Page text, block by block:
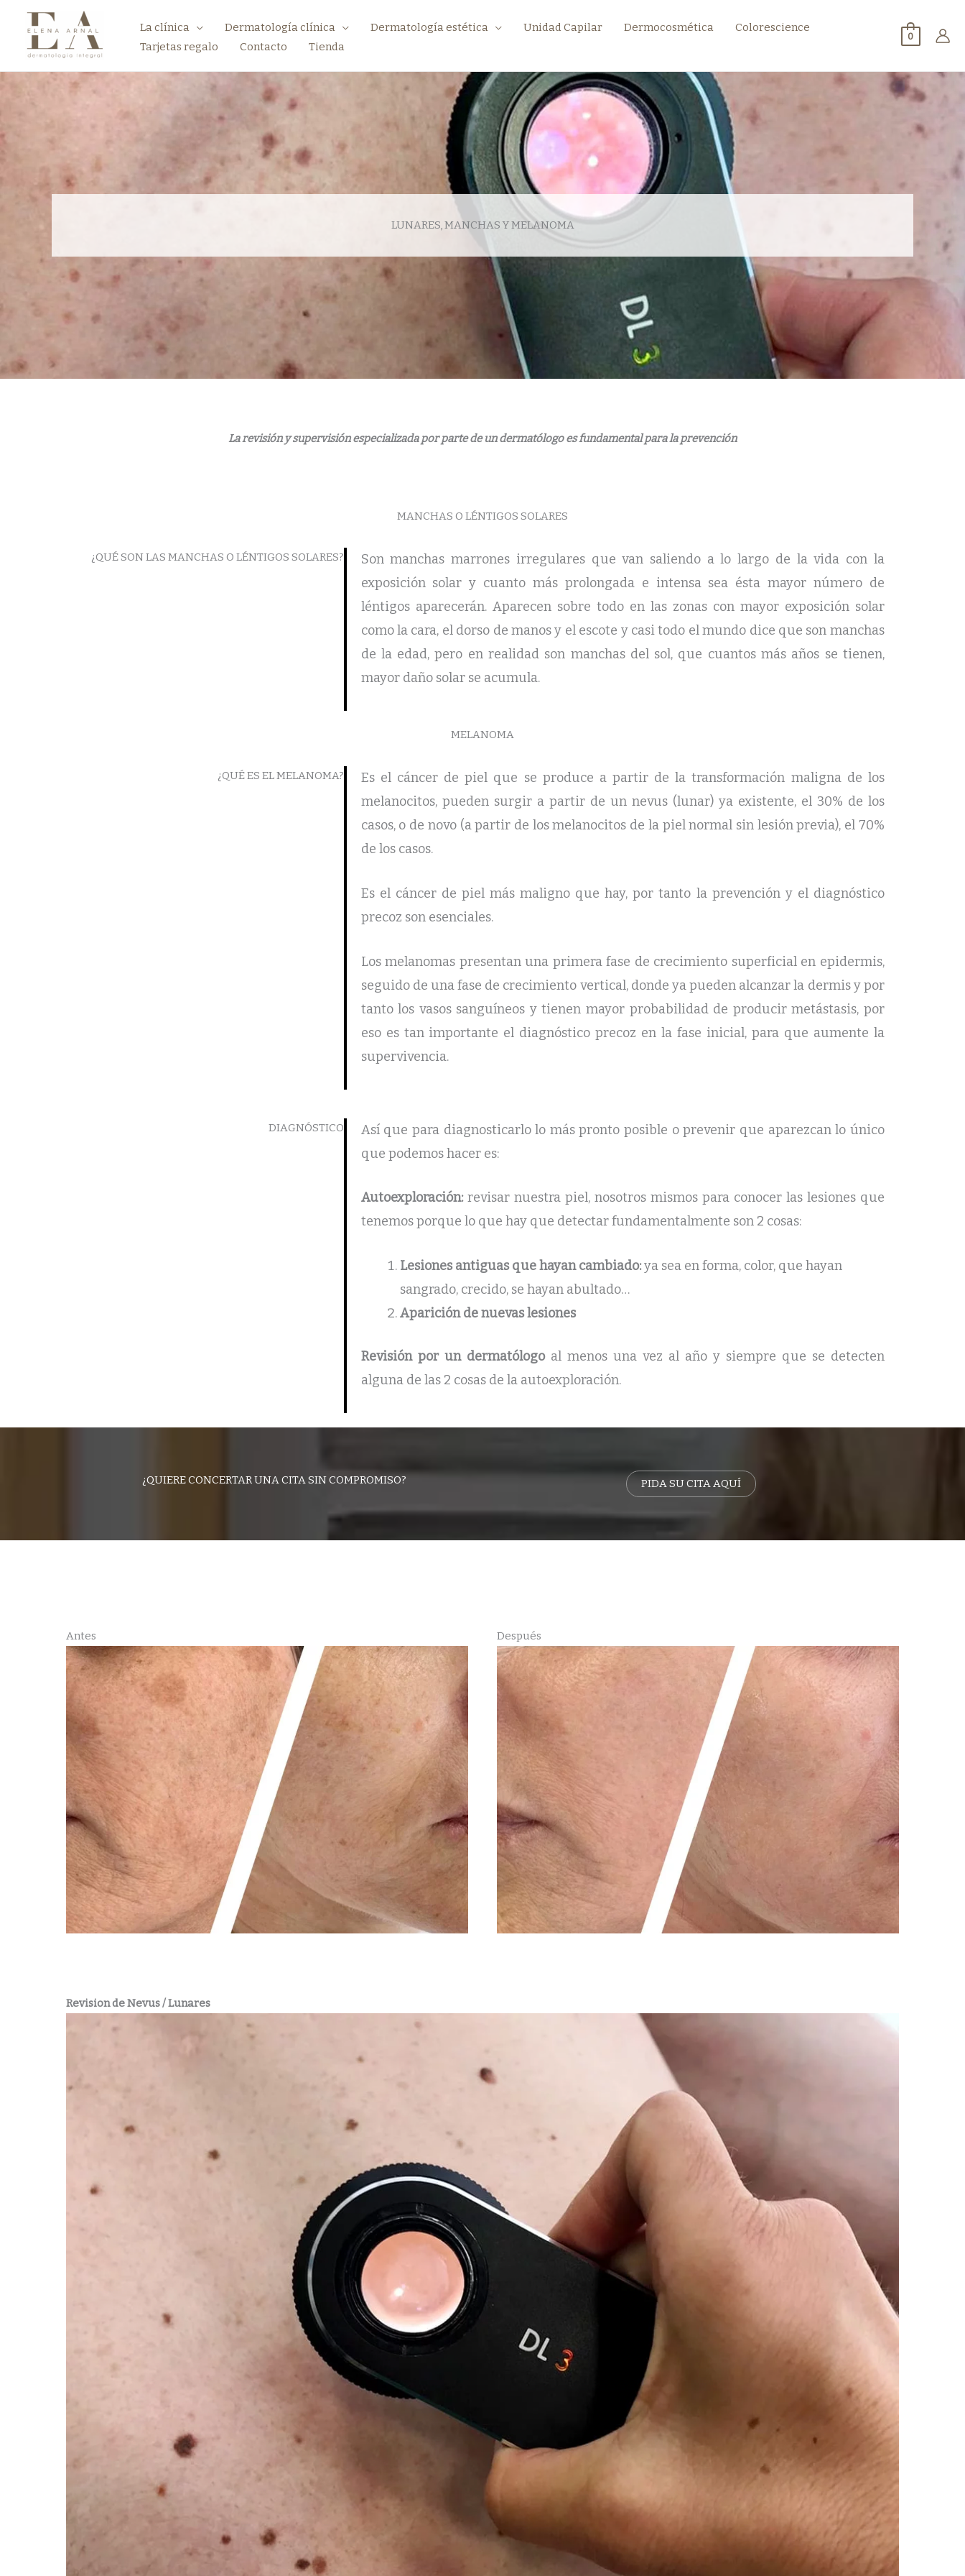
La clínica Dermatología clínica Dermatología estética Unidad Capilar Dermocosmética
Colorescience
Tarjetas regalo
Contacto Tienda
0
LUNARES, MANCHAS Y MELANOMA
La revisión y supervisión especializada por parte de un dermatólogo es fundamental para la prevención
MANCHAS O LÉNTIGOS SOLARES
¿QUÉ SON LAS MANCHAS O LÉNTIGOS SOLARES?
Son manchas marrones irregulares que van saliendo a lo largo de la vida con la
exposición solar y cuanto más prolongada e intensa sea ésta mayor número de
léntigos aparecerán. Aparecen sobre todo en las zonas con mayor exposición solar
como la cara, el dorso de manos y el escote y casi todo el mundo dice que son manchas
de la edad, pero en realidad son manchas del sol, que cuantos más años se tienen,
mayor daño solar se acumula.
MELANOMA
¿QUÉ ES EL MELANOMA?
Es el cáncer de piel que se produce a partir de la transformación maligna de los
melanocitos, pueden surgir a partir de un nevus (lunar) ya existente, el 30% de los
casos, o de novo (a partir de los melanocitos de la piel normal sin lesión previa), el 70%
de los casos.
Es el cáncer de piel más maligno que hay, por tanto la prevención y el diagnóstico
precoz son esenciales.
Los melanomas presentan una primera fase de crecimiento superficial en epidermis,
seguido de una fase de crecimiento vertical, donde ya pueden alcanzar la dermis y por
tanto los vasos sanguíneos y tienen mayor probabilidad de producir metástasis, por
eso es tan importante el diagnóstico precoz en la fase inicial, para que aumente la
supervivencia.
DIAGNÓSTICO
Así que para diagnosticarlo lo más pronto posible o prevenir que aparezcan lo único
que podemos hacer es:
Autoexploración:revisar nuestra piel, nosotros mismos para conocer las lesiones que
tenemos porque lo que hay que detectar fundamentalmente son 2 cosas:
Lesiones antiguas que hayan cambiado:ya sea en forma, color, que hayan
sangrado, crecido, se hayan abultado…
Aparición de nuevas lesiones
Revisión por un dermatólogoal menos una vez al año y siempre que se detecten
alguna de las 2 cosas de la autoexploración.
¿QUIERE CONCERTAR UNA CITA SIN COMPROMISO? PIDA SU CITA AQUÍ
Antes Después
Revision de Nevus / Lunares